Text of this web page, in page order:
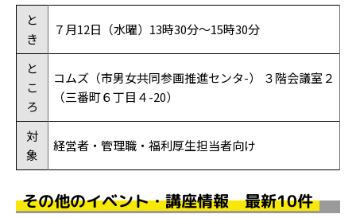
と
き
７月12日（水曜）13時30分～15時30分
と
こ
ろ
コムズ（市男女共同参画推進センタ-） ３階会議室２
（三番町６丁目４-20）
対
象
経営者・管理職・福利厚生担当者向け
その他のイベント・講座情報 最新10件